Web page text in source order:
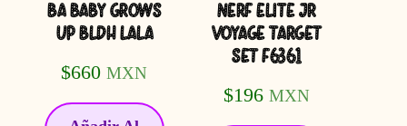
BA BABY GROWS
UP BLDH LALA
$660 MXN
NERF ELITE JR
VOYAGE TARGET
SET F6361
$196 MXN